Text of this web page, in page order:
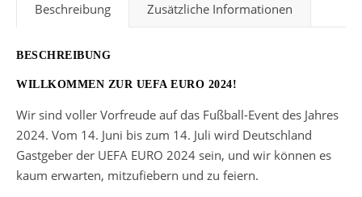
Beschreibung Zusätzliche Informationen
BESCHREIBUNG
WILLKOMMEN ZUR UEFA EURO 2024!
Wir sind voller Vorfreude auf das Fußball-Event des Jahres
2024. Vom 14. Juni bis zum 14. Juli wird Deutschland
Gastgeber der UEFA EURO 2024 sein, und wir können es
kaum erwarten, mitzufiebern und zu feiern.